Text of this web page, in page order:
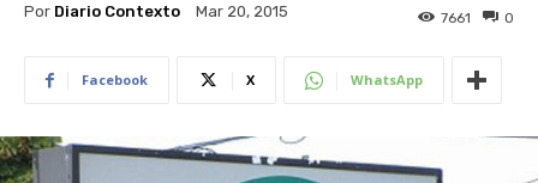
Por Diario Contexto Mar 20, 2015 0
7661
Facebook X WhatsApp